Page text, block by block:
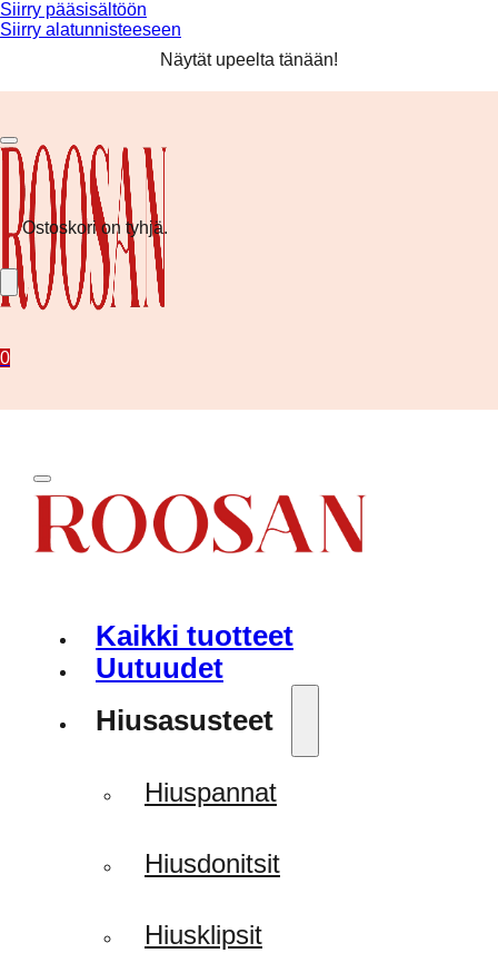
Siirry pääsisältöön
Siirry alatunnisteeseenIlmainen toimitus yli 80 € tilauksiin! ❤️
Näytät upeelta tänään!
0
Ostoskori on tyhjä.
Kaikki tuotteet
Uutuudet
Hiusasusteet
Hiuspannat
Hiusdonitsit
Hiusklipsit